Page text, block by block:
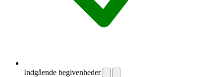
Indgående begivenheder